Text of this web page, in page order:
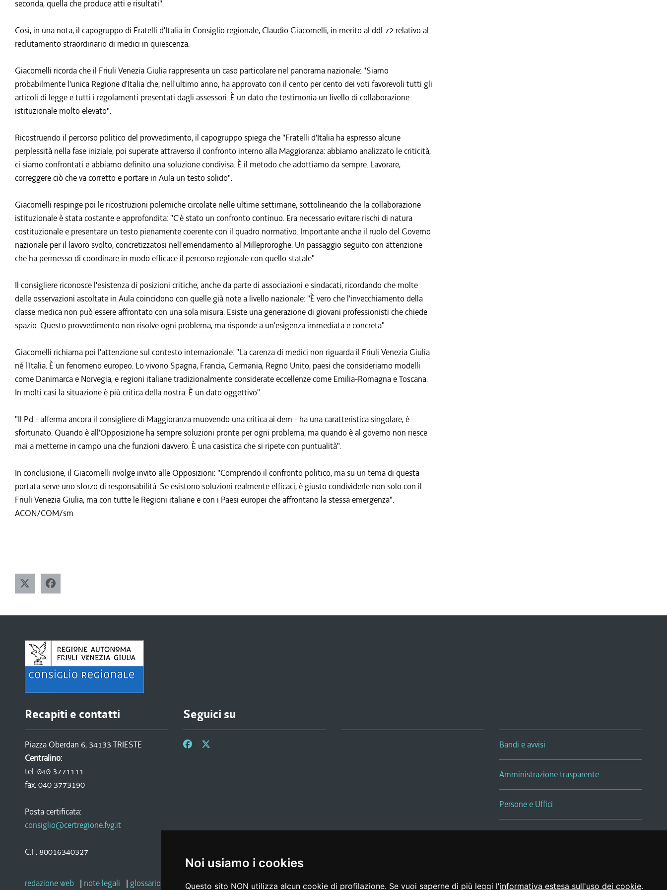
Noi usiamo i cookies
Questo sito NON utilizza alcun cookie di profilazione. Se vuoi saperne di più leggi l'informativa estesa sull'uso dei cookie.
seconda, quella che produce atti e risultati".
Così, in una nota, il capogruppo di Fratelli d'Italia in Consiglio regionale, Claudio Giacomelli, in merito al ddl 72 relativo al
reclutamento straordinario di medici in quiescenza.
Giacomelli ricorda che il Friuli Venezia Giulia rappresenta un caso particolare nel panorama nazionale: "Siamo
probabilmente l'unica Regione d'Italia che, nell'ultimo anno, ha approvato con il cento per cento dei voti favorevoli tutti gli
articoli di legge e tutti i regolamenti presentati dagli assessori. È un dato che testimonia un livello di collaborazione
istituzionale molto elevato".
Ricostruendo il percorso politico del provvedimento, il capogruppo spiega che "Fratelli d'Italia ha espresso alcune
perplessità nella fase iniziale, poi superate attraverso il confronto interno alla Maggioranza: abbiamo analizzato le criticità,
ci siamo confrontati e abbiamo definito una soluzione condivisa. È il metodo che adottiamo da sempre. Lavorare,
correggere ciò che va corretto e portare in Aula un testo solido".
Giacomelli respinge poi le ricostruzioni polemiche circolate nelle ultime settimane, sottolineando che la collaborazione
istituzionale è stata costante e approfondita: "C'è stato un confronto continuo. Era necessario evitare rischi di natura
costituzionale e presentare un testo pienamente coerente con il quadro normativo. Importante anche il ruolo del Governo
nazionale per il lavoro svolto, concretizzatosi nell'emendamento al Milleproroghe. Un passaggio seguito con attenzione
che ha permesso di coordinare in modo efficace il percorso regionale con quello statale".
Il consigliere riconosce l'esistenza di posizioni critiche, anche da parte di associazioni e sindacati, ricordando che molte
delle osservazioni ascoltate in Aula coincidono con quelle già note a livello nazionale: "È vero che l'invecchiamento della
classe medica non può essere affrontato con una sola misura. Esiste una generazione di giovani professionisti che chiede
spazio. Questo provvedimento non risolve ogni problema, ma risponde a un'esigenza immediata e concreta".
Giacomelli richiama poi l'attenzione sul contesto internazionale: "La carenza di medici non riguarda il Friuli Venezia Giulia
né l'Italia. È un fenomeno europeo. Lo vivono Spagna, Francia, Germania, Regno Unito, paesi che consideriamo modelli
come Danimarca e Norvegia, e regioni italiane tradizionalmente considerate eccellenze come Emilia-Romagna e Toscana.
In molti casi la situazione è più critica della nostra. È un dato oggettivo".
"Il Pd - afferma ancora il consigliere di Maggioranza muovendo una critica ai dem - ha una caratteristica singolare, è
sfortunato. Quando è all'Opposizione ha sempre soluzioni pronte per ogni problema, ma quando è al governo non riesce
mai a metterne in campo una che funzioni davvero. È una casistica che si ripete con puntualità".
In conclusione, il Giacomelli rivolge invito alle Opposizioni: "Comprendo il confronto politico, ma su un tema di questa
portata serve uno sforzo di responsabilità. Se esistono soluzioni realmente efficaci, è giusto condividerle non solo con il
Friuli Venezia Giulia, ma con tutte le Regioni italiane e con i Paesi europei che affrontano la stessa emergenza".
ACON/COM/sm
Recapiti e contatti
Piazza Oberdan 6, 34133 TRIESTE
Centralino:
tel. 040 3771111
fax. 040 3773190
Posta certificata:
consiglio@certregione.fvg.it
C.F. 80016340327
Seguici su
Bandi e avvisi
Amministrazione trasparente
Persone e Uffici
Sala Tiziano Tessitori
redazione web | note legali | glossario privacy |social media policy | dichiarazione di accessibilità | feedback Realizzato da